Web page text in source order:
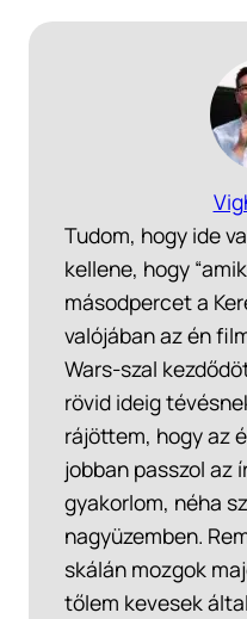
Tudom, hogy ide
kellene, hogy
másodpercet a
valójában az én
Wars-szal
rövid ideig
rájöttem, hogy az
jobban passzol az
gyakorlom, néha
nagyüzemben.
skálán mozgok
tőlem kevesek